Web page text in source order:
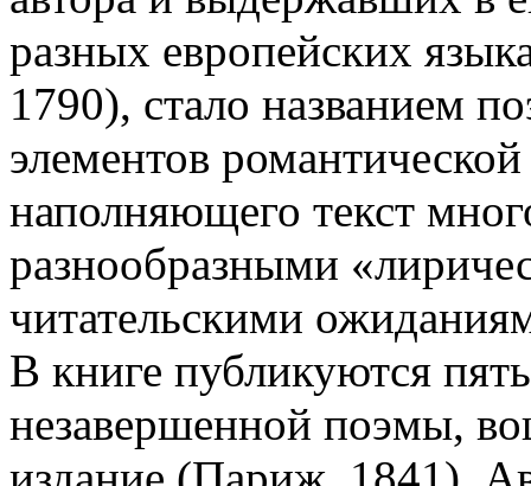
разных европейских
1790), стало названием
элементов
наполняющего текст
разнообразными
читательскими
В книге публикуются
незавершенной поэмы,